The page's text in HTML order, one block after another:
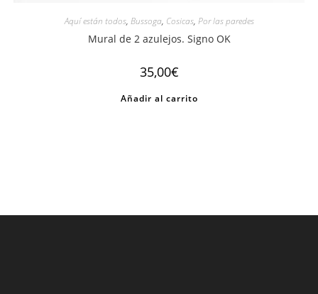
Aquí están todos, Bussoga, Cosicas, Por las paredes
Mural de 2 azulejos. Signo OK
35,00€
Añadir al carrito